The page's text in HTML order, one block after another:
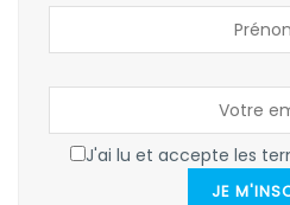
J'ai lu et accepte les
JE